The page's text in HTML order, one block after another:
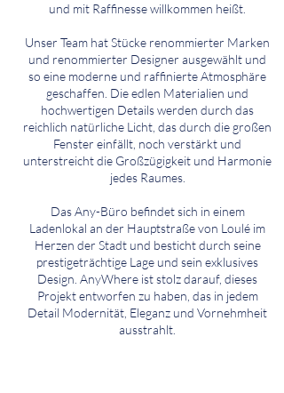
und mit Raffinesse willkommen heißt.
Unser Team hat Stücke renommierter Marken
und renommierter Designer ausgewählt und
so eine moderne und raffinierte Atmosphäre
geschaffen. Die edlen Materialien und
hochwertigen Details werden durch das
reichlich natürliche Licht, das durch die großen
Fenster einfällt, noch verstärkt und
unterstreicht die Großzügigkeit und Harmonie
jedes Raumes.
Das Any-Büro befindet sich in einem
Ladenlokal an der Hauptstraße von Loulé im
Herzen der Stadt und besticht durch seine
prestigeträchtige Lage und sein exklusives
Design. AnyWhere ist stolz darauf, dieses
Projekt entworfen zu haben, das in jedem
Detail Modernität, Eleganz und Vornehmheit
ausstrahlt.